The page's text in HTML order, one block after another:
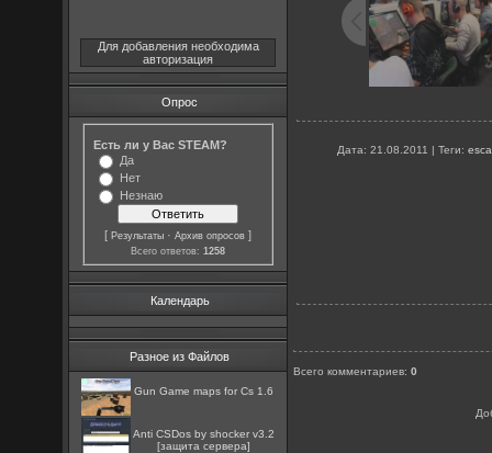
Для добавления необходима
авторизация
Опрос
Есть ли у Вас STEAM?
Да
Нет
Незнаю
[Результаты ·Архив опросов ]
Всего ответов:1258
Календарь
Разное из Файлов
Gun Game maps for Cs 1.6
Anti CSDos by shocker v3.2
[защита сервера]
Дата: 21.08.2011 |Теги:
Всего комментариев:0